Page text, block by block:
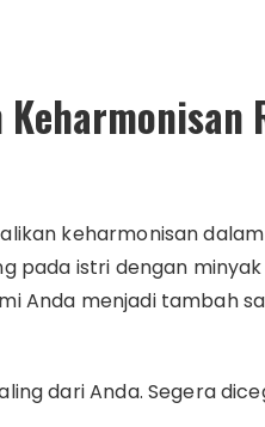
keharmonisan
pada istri dengan
Anda menjadi tambah
dari Anda. Segera